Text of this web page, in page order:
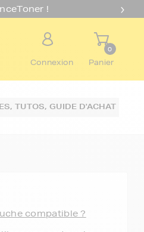
!
Connexion
0
Panier
TUTOS,GUIDE D'ACHAT
compatible ?